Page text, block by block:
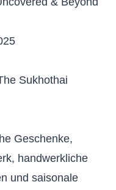
Sukhothai
Geschenke,
handwerkliche
und saisonale